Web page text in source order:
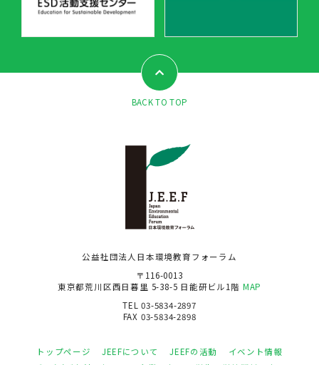
BACK TO TOP
公益社団法人日本環境教育フォーラム
〒116-0013
東京都荒川区西日暮里 5-38-5 日能研ビル1階 MAP
TEL 03-5834-2897
FAX 03-5834-2898
トップページ JEEFについて JEEFの活動
イベント情報